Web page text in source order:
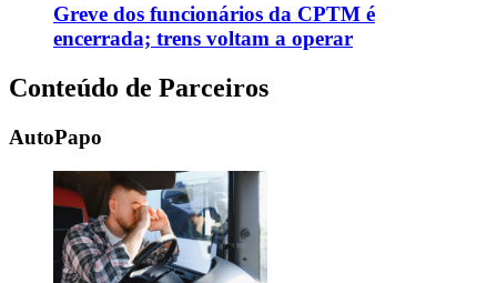
Greve dos funcionários da CPTM é
encerrada; trens voltam a operar
Conteúdo de Parceiros
AutoPapo